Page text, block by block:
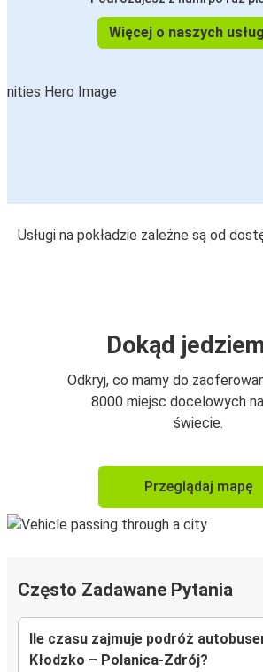
Więcej o naszych
Usługi na pokładzie zależne są od
Dokąd
Odkryj, co mamy do
8000 miejsc docelowych
świecie.
Przeglądaj mapę
Często Zadawane Pytania
Ile czasu zajmuje podróż
Kłodzko – Polanica-Zdrój?